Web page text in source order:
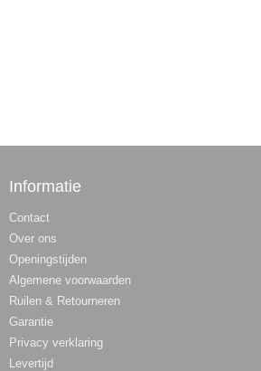
Informatie
Contact
Over ons
Openingstijden
Algemene voorwaarden
Ruilen & Retourneren
Garantie
Privacy verklaring
Levertijd